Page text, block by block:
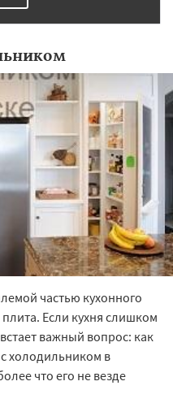
частью кухонного
Если кухня слишком
важный вопрос: как
холодильником в
что его не везде